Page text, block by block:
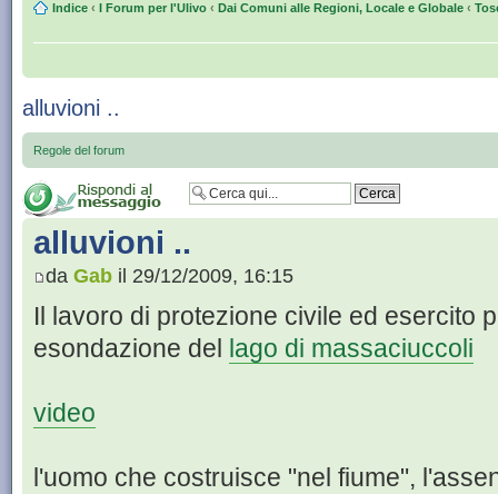
Indice ‹ I Forum per l'Ulivo ‹ Dai Comuni alle Regioni, Locale e Globale ‹
alluvioni ..
Regole del forum
alluvioni ..
da Gab il 29/12/2009, 16:15
Il lavoro di protezione civile ed esercito
esondazione del lago di massaciuccoli
video
l'uomo che costruisce "nel fiume",